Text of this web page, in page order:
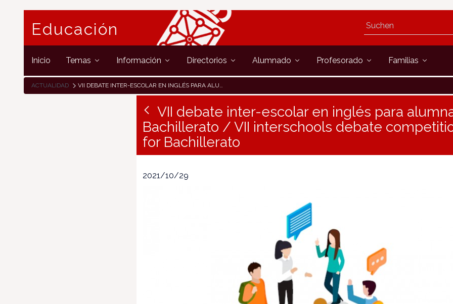
Educación
Inicio Temas Información Directorios Alumnado Profesorado Familias
ACTUALIDAD VII DEBATE INTER-ESCOLAR EN INGLÉS PARA ALUMNADO DE BACHILLERATO / VII INTERSCHOOLS DEBATE COMPETITION IN ENGLISH FOR BACHILLERATO
VII debate inter-escolar en inglés para
Bachillerato / VII interschools debate
for Bachillerato
2021/10/29